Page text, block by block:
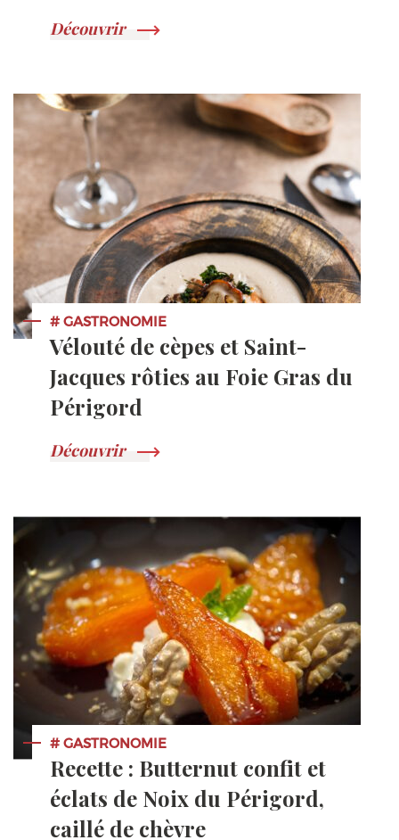
Découvrir
# GASTRONOMIE
Vélouté de cèpes et Saint-
Jacques rôties au Foie Gras du
Périgord
Découvrir
# GASTRONOMIE
Recette : Butternut confit et
éclats de Noix du Périgord,
caillé de chèvre